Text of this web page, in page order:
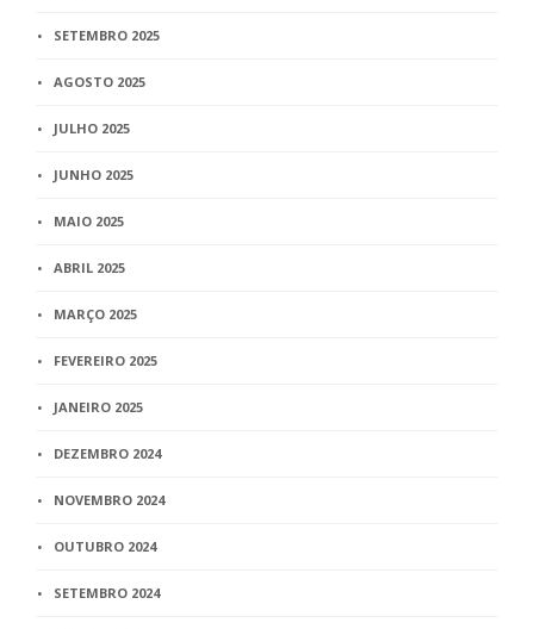
SETEMBRO 2025
AGOSTO 2025
JULHO 2025
JUNHO 2025
MAIO 2025
ABRIL 2025
MARÇO 2025
FEVEREIRO 2025
JANEIRO 2025
DEZEMBRO 2024
NOVEMBRO 2024
OUTUBRO 2024
SETEMBRO 2024